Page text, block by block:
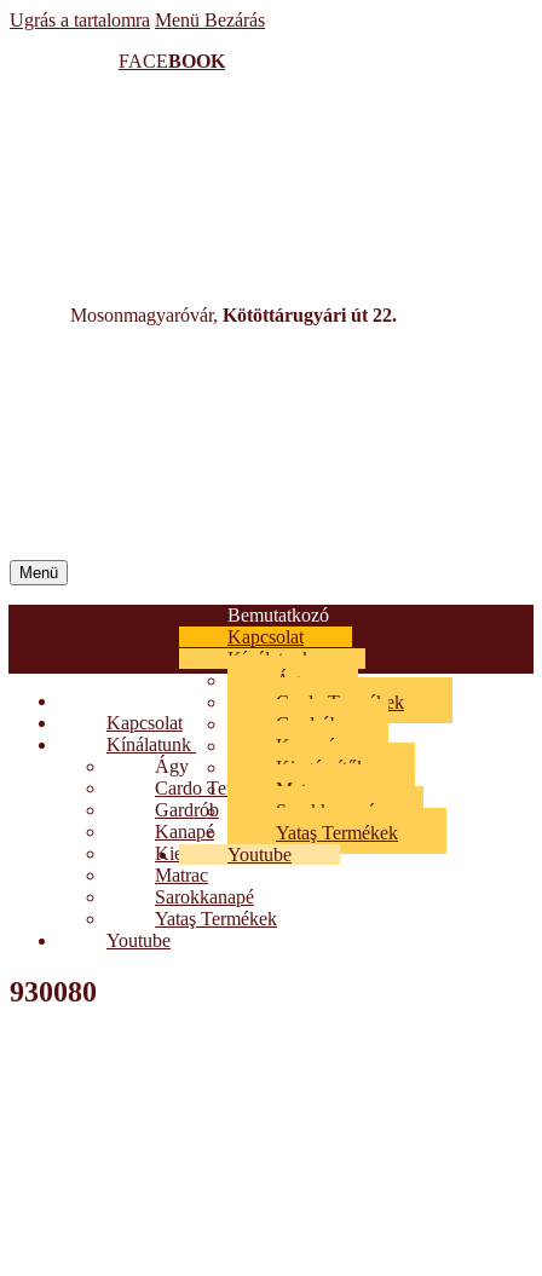
Ugrás a tartalomra Menü Bezárás
FACEBOOK
Mosonmagyaróvár, Kötöttárugyári út 22.
Menü
Bemutatkozó
Kapcsolat
Kínálatunk
Ágy
Cardo Termékek
Gardrób
Kanapé
Kiegészítők
Matrac
Sarokkanapé
Yataş Termékek
Youtube
Bemutatkozó
Kapcsolat
Kínálatunk
Ágy
Cardo Termékek
Gardrób
Kanapé
Kiegészítők
Matrac
Sarokkanapé
Yataş Termékek
Youtube
930080